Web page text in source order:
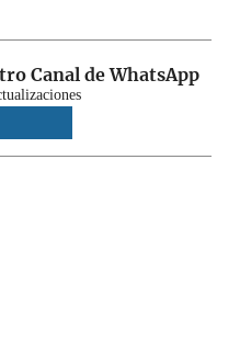
Canal de WhatsApp